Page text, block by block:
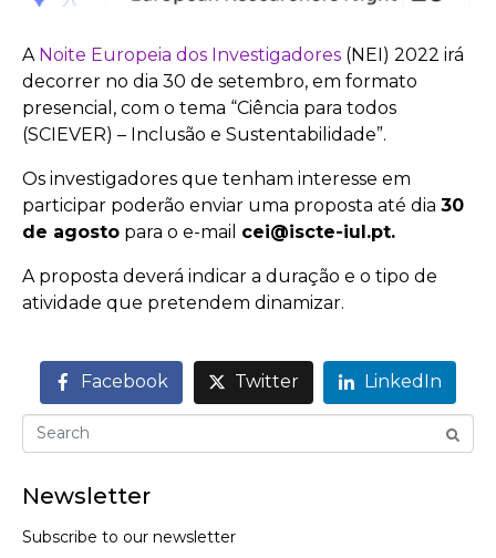
A Noite Europeia dos Investigadores (NEI) 2022 irá
decorrer no dia 30 de setembro, em formato
presencial, com o tema “Ciência para todos
(SCIEVER) – Inclusão e Sustentabilidade”.
Os investigadores que tenham interesse em
participar poderão enviar uma proposta até dia 30
de agosto para o e-mail cei@iscte-iul.pt.
A proposta deverá indicar a duração e o tipo de
atividade que pretendem dinamizar.
Facebook Twitter LinkedIn
Newsletter
Subscribe to our newsletter